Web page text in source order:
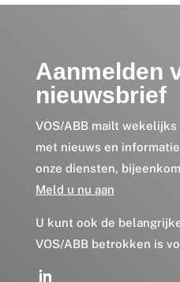
Aanmelden
nieuwsbrief
VOS/ABB mailt
met nieuws en
onze diensten,
Meld u nu aan
U kunt ook de
VOS/ABB betrokken is